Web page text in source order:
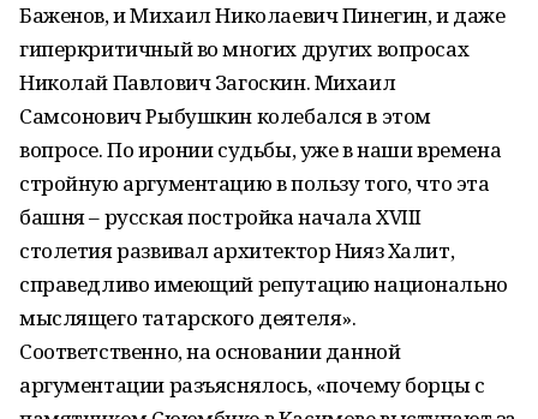
Баженов, и Михаил Николаевич Пинегин, и даже
гиперкритичный во многих других вопросах
Николай Павлович Загоскин. Михаил
Самсонович Рыбушкин колебался в этом
вопросе. По иронии судьбы, уже в наши времена
стройную аргументацию в пользу того, что эта
башня – русская постройка начала XVIII
столетия развивал архитектор Нияз Халит,
справедливо имеющий репутацию национально
мыслящего татарского деятеля».
Соответственно, на основании данной
аргументации разъяснялось, «почему борцы с